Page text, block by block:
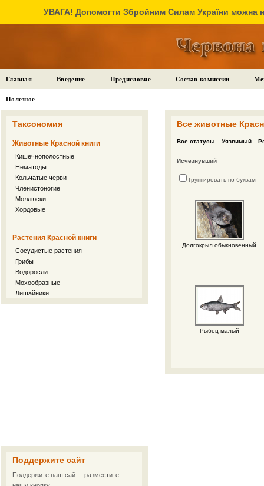
УВАГА! Допомогти Збройним Силам України можна
Главная Введение Предисловие Состав комиссии
Полезное
Таксономия
Животные Красной книги
Кишечнополостные
Нематоды
Кольчатые черви
Членистоногие
Моллюски
Хордовые
Растения Красной книги
Сосудистые растения
Грибы
Водоросли
Мохообразные
Лишайники
Поддержите сайт
Поддержите наш сайт - разместите
Все животные
Все статусы Уязвимый
Исчезнувший
Группировать по буквам
Долгокрыл обыкновенный
Рыбец малый